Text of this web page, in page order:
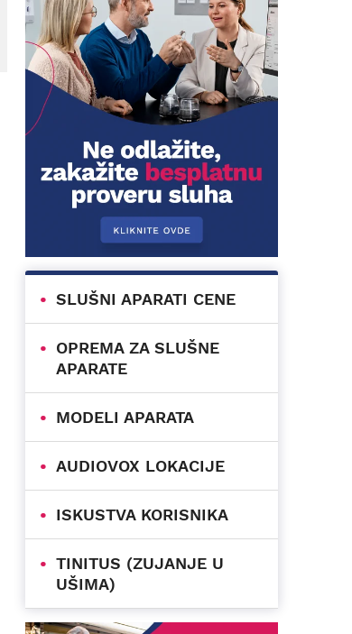
SLUŠNI APARATI CENE
OPREMA ZA SLUŠNE
APARATE
MODELI APARATA
AUDIOVOX LOKACIJE
ISKUSTVA KORISNIKA
TINITUS (ZUJANJE U
UŠIMA)